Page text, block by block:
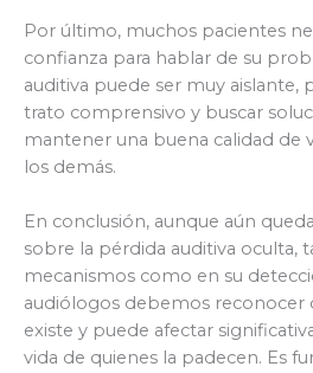
Por último, muchos pacientes
confianza para hablar de su
auditiva puede ser muy aislante,
trato comprensivo y buscar
mantener una buena calidad de
los demás.
En conclusión, aunque aún
sobre la pérdida auditiva oculta,
mecanismos como en su
audiólogos debemos reconocer
existe y puede afectar
vida de quienes la padecen. Es